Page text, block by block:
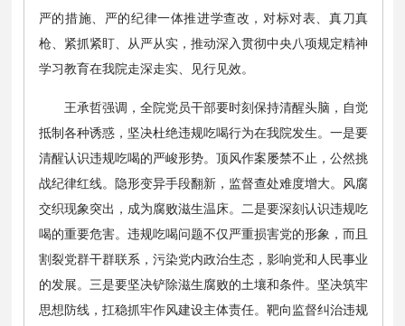
严的措施、严的纪律一体推进学查改，对标对表、真刀真
枪、紧抓紧盯、从严从实，推动深入贯彻中央八项规定精神
学习教育在我院走深走实、见行见效。
王承哲强调，全院党员干部要时刻保持清醒头脑，自觉
抵制各种诱惑，坚决杜绝违规吃喝行为在我院发生。一是要
清醒认识违规吃喝的严峻形势。顶风作案屡禁不止，公然挑
战纪律红线。隐形变异手段翻新，监督查处难度增大。风腐
交织现象突出，成为腐败滋生温床。二是要深刻认识违规吃
喝的重要危害。违规吃喝问题不仅严重损害党的形象，而且
割裂党群干群联系，污染党内政治生态，影响党和人民事业
的发展。三是要坚决铲除滋生腐败的土壤和条件。坚决筑牢
思想防线，扛稳抓牢作风建设主体责任。靶向监督纠治违规